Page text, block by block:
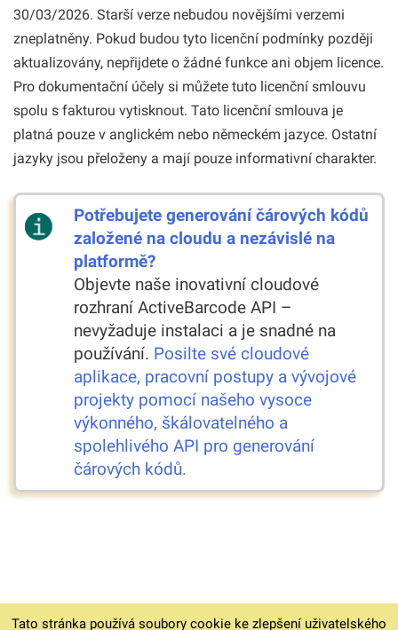
30/03/2026. Starší verze nebudou novějšími verzemi
zneplatněny. Pokud budou tyto licenční podmínky později
aktualizovány, nepřijdete o žádné funkce ani objem licence.
Pro dokumentační účely si můžete tuto licenční smlouvu
spolu s fakturou vytisknout. Tato licenční smlouva je
platná pouze v anglickém nebo německém jazyce. Ostatní
jazyky jsou přeloženy a mají pouze informativní charakter.
Potřebujete generování čárových kódů
založené na cloudu a nezávislé na
platformě?
Objevte naše inovativní cloudové
rozhraní ActiveBarcode API –
nevyžaduje instalaci a je snadné na
používání. Posilte své cloudové
aplikace, pracovní postupy a vývojové
projekty pomocí našeho vysoce
výkonného, škálovatelného a
spolehlivého API pro generování
čárových kódů.
Tato stránka používá soubory cookie ke zlepšení uživatelského